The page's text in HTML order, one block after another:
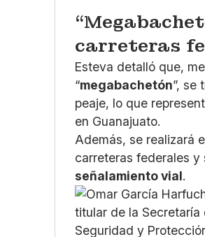
carreteras
Esteva detalló que,
“megabachetón”, se
peaje, lo que
en Guanajuato.
Además, se realizará
carreteras federales y
señalamiento vial.